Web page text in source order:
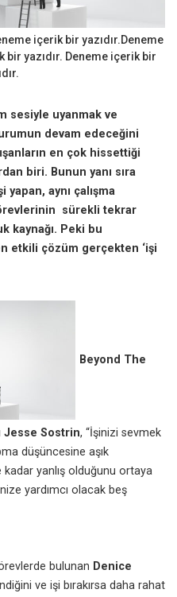
içerik bir yazıdır.Deneme
bir yazıdır. Deneme içerik bir
sesiyle uyanmak ve
devam edeceğini
en çok hissettiği
biri. Bunun yanı sıra
yapan, aynı çalışma
sürekli tekrar
kaynağı. Peki bu
etkili çözüm gerçekten ‘işi
Beyond The
Jesse Sostrin, “İşinizi sevmek
düşüncesine aşık
kadar yanlış olduğunu ortaya
yardımcı olacak beş
bulunan Denice
ve işi bırakırsa daha rahat